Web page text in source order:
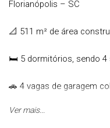
Florianópolis – SC
📐 511 m² de área
🛏 5 dormitórios, sendo 4
🚗 4 vagas de garagem
Ver mais...